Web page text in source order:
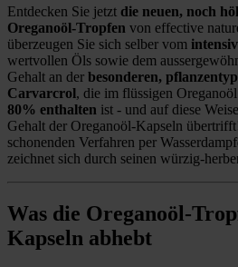
Entdecken Sie jetzt die neuen, noch
Oreganoöl-Tropfen von effective
überzeugen Sie sich selber vom
wertvollen Öls sowie dem
Gehalt an der besonderen,
Carvarcrol, die im flüssigen
80% enthalten ist - und auf diese
Gehalt der Oreganoöl-Kapseln
schonenden Verfahren per
zeichnet sich durch seinen würzig-
Was die Oreganoöl-
Kapseln abhebt